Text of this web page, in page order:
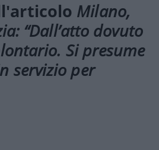
Milano,
“Dall’atto dovuto
Si presume
servizio per